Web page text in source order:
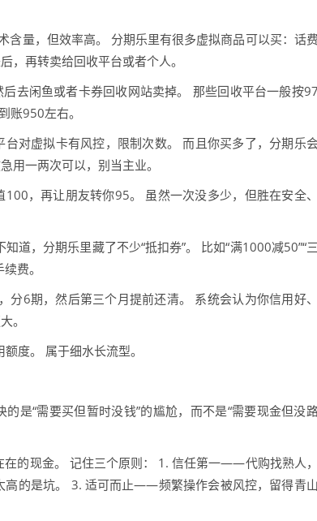
含量，但效率高。 分期乐里有很多虚拟商品可以买：话费
，再转卖给回收平台或者个人。
去闲鱼或者卡券回收网站卖掉。 那些回收平台一般按97
账950左右。
对虚拟卡有风控，限制次数。 而且你买多了，分期乐
用一两次可以，别当主业。
，再让朋友转你95。 虽然一次没多少，但胜在安全、
道，分期乐里藏了不少“抵扣券”。 比如“满1000减50”“三
费。
6期，然后第三个月提前还清。 系统会认为你信用好、
。
度。 属于细水长流型。
是“需要买但暂时没钱”的尴尬，而不是“需要现金但没
的现金。 记住三个原则： 1. 信任第一——代购找熟人，
的是坑。 3. 适可而止——频繁操作会被风控，留得青山